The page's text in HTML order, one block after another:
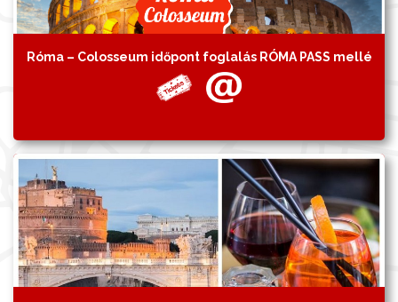
Róma – Colosseum időpont foglalás RÓMA PASS mellé